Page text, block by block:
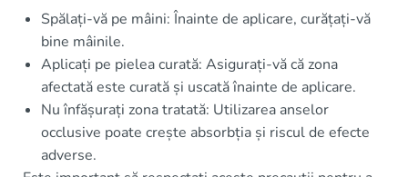
Spălați-vă pe mâini: Înainte de aplicare, curățați-vă
bine mâinile.
Aplicați pe pielea curată: Asigurați-vă că zona
afectată este curată și uscată înainte de aplicare.
Nu înfășurați zona tratată: Utilizarea anselor
occlusive poate crește absorbția și riscul de efecte
adverse.